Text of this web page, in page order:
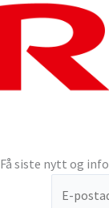
Få siste nytt og